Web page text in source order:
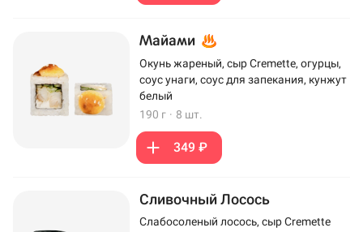
Майами
Окунь жареный, сыр Cremette, огурцы,
соус унаги, соус для запекания, кунжут
белый
190 г · 8 шт.
349 ₽
Сливочный Лосось
Слабосоленый лосось, сыр Cremette